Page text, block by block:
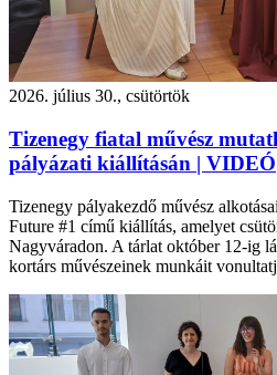
2026. július 30., csütörtök
Tizenegy fiatal művész
pályázati kiállításán | VIDEÓ
Tizenegy pályakezdő művész
Future #1 című kiállítás, amelyet
Nagyváradon. A tárlat október 12-ig
kortárs művészeinek munkáit